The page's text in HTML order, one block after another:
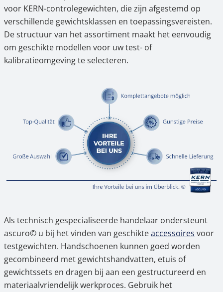
voor KERN-controlegewichten, die zijn afgestemd op
verschillende gewichtsklassen en toepassingsvereisten.
De structuur van het assortiment maakt het eenvoudig
om geschikte modellen voor uw test- of
kalibratieomgeving te selecteren.
Als technisch gespecialiseerde handelaar ondersteunt
ascuro© u bij het vinden van geschikteaccessoires voor
testgewichten. Handschoenen kunnen goed worden
gecombineerd met gewichtshandvatten, etuis of
gewichtssets en dragen bij aan een gestructureerd en
materiaalvriendelijk werkproces. Gebruik het